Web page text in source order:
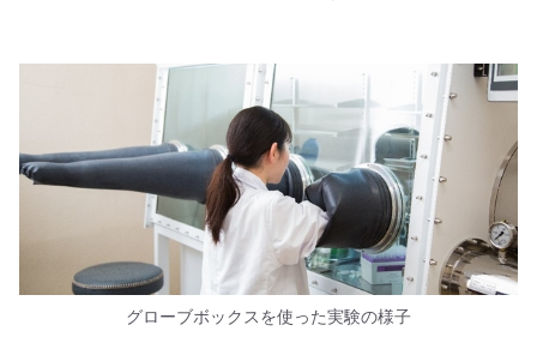
グローブボックスを使った実験の様子